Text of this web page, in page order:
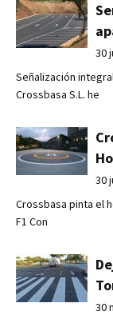
30
Señalización
Crossbasa S.L. he
30
Crossbasa pinta el
F1 Con
30